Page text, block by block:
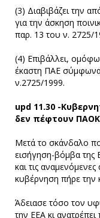
(3) Διαβιβάζει την
για την άσκηση
παρ. 13 του ν. 2725/
(4) Επιβάλλει,
έκαστη ΠΑΕ
ν.2725/1999.
upd 11.30 -
δεν πέφτουν
Μετά το σκάνδαλο
εισήγηση-βόμβα της
και τις
κυβέρνηση πήρε την
Άδειασε τόσο τον
την ΕΕΑ κι